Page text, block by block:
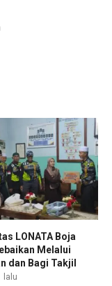
LONATA Boja
Melalui
dan Bagi Takjil
lalu